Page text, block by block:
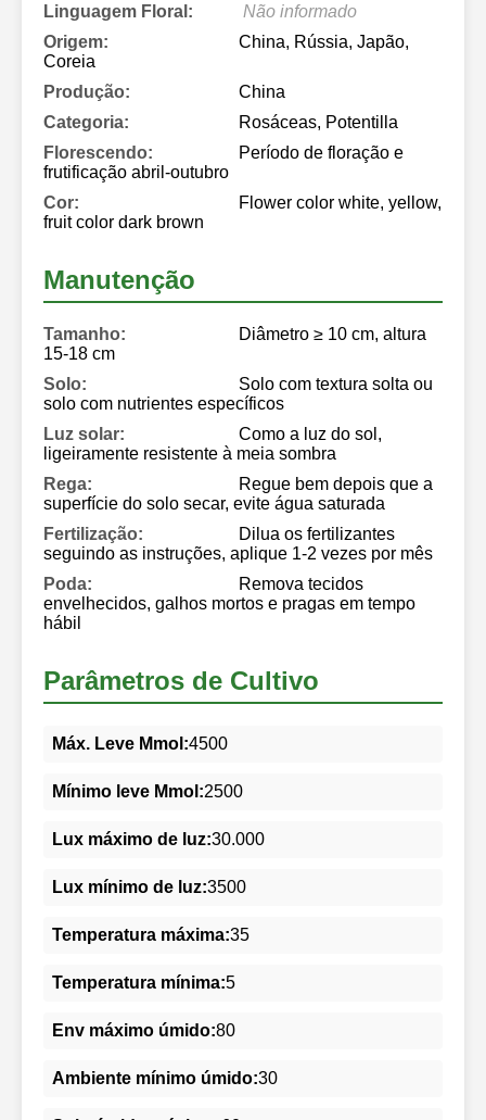
Linguagem Floral:
Não informado
Origem:
China, Rússia, Japão,
Coreia
Produção:
China
Categoria:
Rosáceas, Potentilla
Florescendo:
Período de floração e
frutificação abril-outubro
Cor:
Flower color white, yellow,
fruit color dark brown
Manutenção
Tamanho:
Diâmetro ≥ 10 cm, altura
15-18 cm
Solo:
Solo com textura solta ou
solo com nutrientes específicos
Luz solar:
Como a luz do sol,
ligeiramente resistente à meia sombra
Rega:
Regue bem depois que a
superfície do solo secar, evite água saturada
Fertilização:
Dilua os fertilizantes
seguindo as instruções, aplique 1-2 vezes por mês
Poda:
Remova tecidos
envelhecidos, galhos mortos e pragas em tempo
hábil
Parâmetros de Cultivo
Máx. Leve Mmol:4500
Mínimo leve Mmol:2500
Lux máximo de luz:30.000
Lux mínimo de luz:3500
Temperatura máxima:35
Temperatura mínima:5
Env máximo úmido:80
Ambiente mínimo úmido:30